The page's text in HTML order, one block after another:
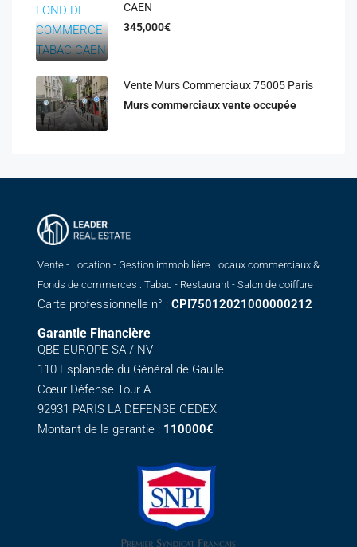
CAEN
345,000€
Vente Murs Commerciaux 75005 Paris
Murs commerciaux vente occupée
Vente - Location - Gestion immobilière Locaux commerciaux &
Fonds de commerces : Tabac - Restaurant - Salon de coiffure
Carte professionnelle n° : CPI75012021000000212
Garantie Financière
QBE EUROPE SA / NV
110 Esplanade du Général de Gaulle
Cœur Défense Tour A
92931 PARIS LA DEFENSE CEDEX
Montant de la garantie : 110000€